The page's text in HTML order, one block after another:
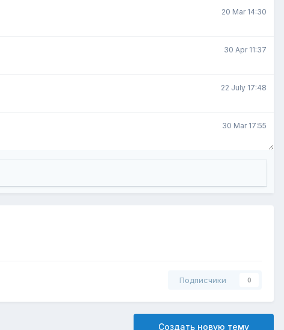
20 Mar 14:30
30 Apr 11:37
22 July 17:48
30 Mar 17:55
Подписчики 0
Создать новую тему